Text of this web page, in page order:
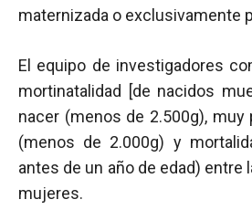
maternizada o exclusivamente
El equipo de investigadores
mortinatalidad [de nacidos
nacer (menos de 2.500g),
(menos de 2.000g) y
antes de un año de edad) entre
mujeres.